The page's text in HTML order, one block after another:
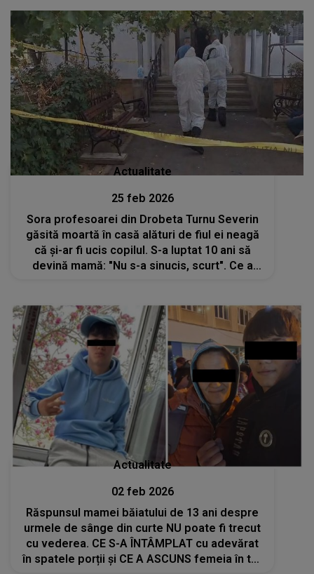
Actualitate
25 feb 2026
Sora profesoarei din Drobeta Turnu Severin
găsită moartă în casă alături de fiul ei neagă
că și-ar fi ucis copilul. S-a luptat 10 ani să
devină mamă: "Nu s-a sinucis, scurt". Ce a
Actualitate
02 feb 2026
Răspunsul mamei băiatului de 13 ani despre
urmele de sânge din curte NU poate fi trecut
cu vederea. CE S-A ÎNTÂMPLAT cu adevărat
în spatele porții și CE A ASCUNS femeia în tot